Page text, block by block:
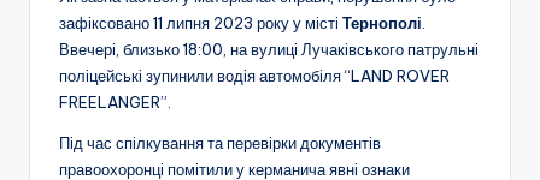
зафіксовано 11 липня 2023 року у місті Тернополі
Ввечері, близько 18:00, на вулиці Лучаківського патрульні
поліцейські зупинили водія автомобіля “LAND ROVER
FREELANGER”.
Під час спілкування та перевірки документів
правоохоронці помітили у керманича явні ознаки